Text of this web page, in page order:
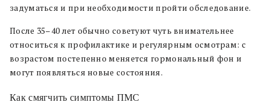
задуматься и при необходимости пройти обследование.
После 35–40 лет обычно советуют чуть внимательнее
относиться к профилактике и регулярным осмотрам: с
возрастом постепенно меняется гормональный фон и
могут появляться новые состояния.
Как смягчить симптомы ПМС